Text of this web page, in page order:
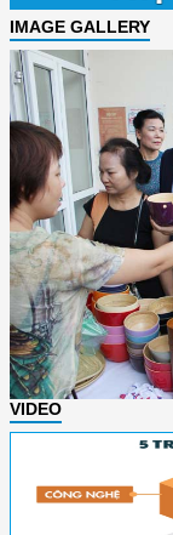
IMAGE GALLERY
VIDEO